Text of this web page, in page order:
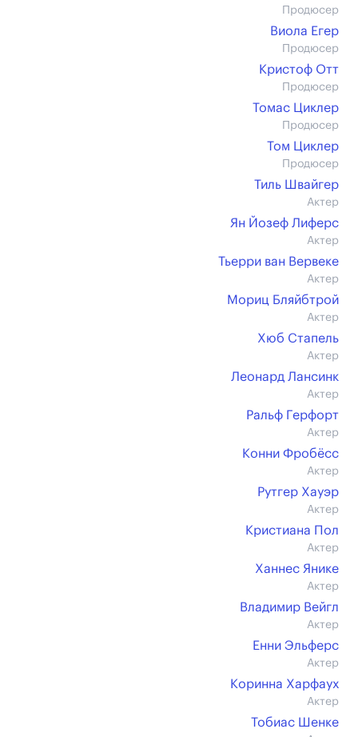
Продюсер
Виола Егер
Продюсер
Кристоф Отт
Продюсер
Томас Циклер
Продюсер
Том Циклер
Продюсер
Тиль Швайгер
Актер
Ян Йозеф Лиферс
Актер
Тьерри ван Вервеке
Актер
Мориц Бляйбтрой
Актер
Хюб Стапель
Актер
Леонард Лансинк
Актер
Ральф Герфорт
Актер
Конни Фробёсс
Актер
Рутгер Хауэр
Актер
Кристиана Пол
Актер
Ханнес Янике
Актер
Владимир Вейгл
Актер
Енни Эльферс
Актер
Коринна Харфаух
Актер
Тобиас Шенке